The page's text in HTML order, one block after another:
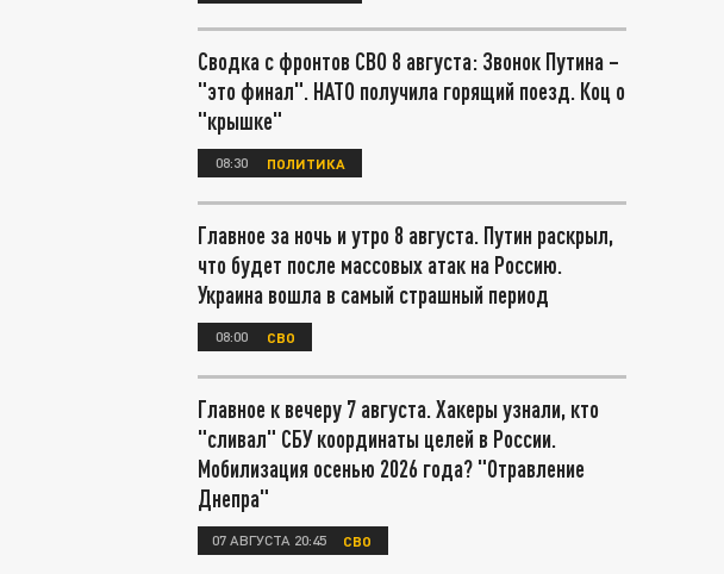
Сводка с фронтов СВО 8 августа: Звонок Путина –
"это финал". НАТО получила горящий поезд. Коц о
"крышке"
08:30 ПОЛИТИКА
Главное за ночь и утро 8 августа. Путин раскрыл,
что будет после массовых атак на Россию.
Украина вошла в самый страшный период
08:00 СВО
Главное к вечеру 7 августа. Хакеры узнали, кто
"сливал" СБУ координаты целей в России.
Мобилизация осенью 2026 года? "Отравление
Днепра"
07 АВГУСТА 20:45 СВО